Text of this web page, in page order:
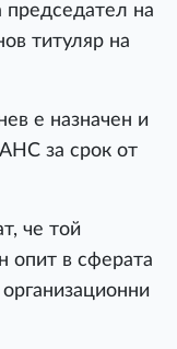
на
титуляр на
е назначен и
за срок от
че той
опит в сферата